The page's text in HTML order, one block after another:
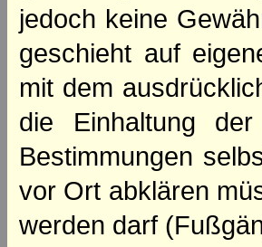
jedoch keine
geschieht auf
mit dem
die Einhaltung
Bestimmungen
vor Ort abklären
werden darf